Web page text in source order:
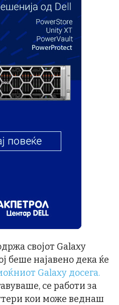
својот Galaxy
беше најавено дека ќе
Galaxy досега.
се работи за
кои може веднаш